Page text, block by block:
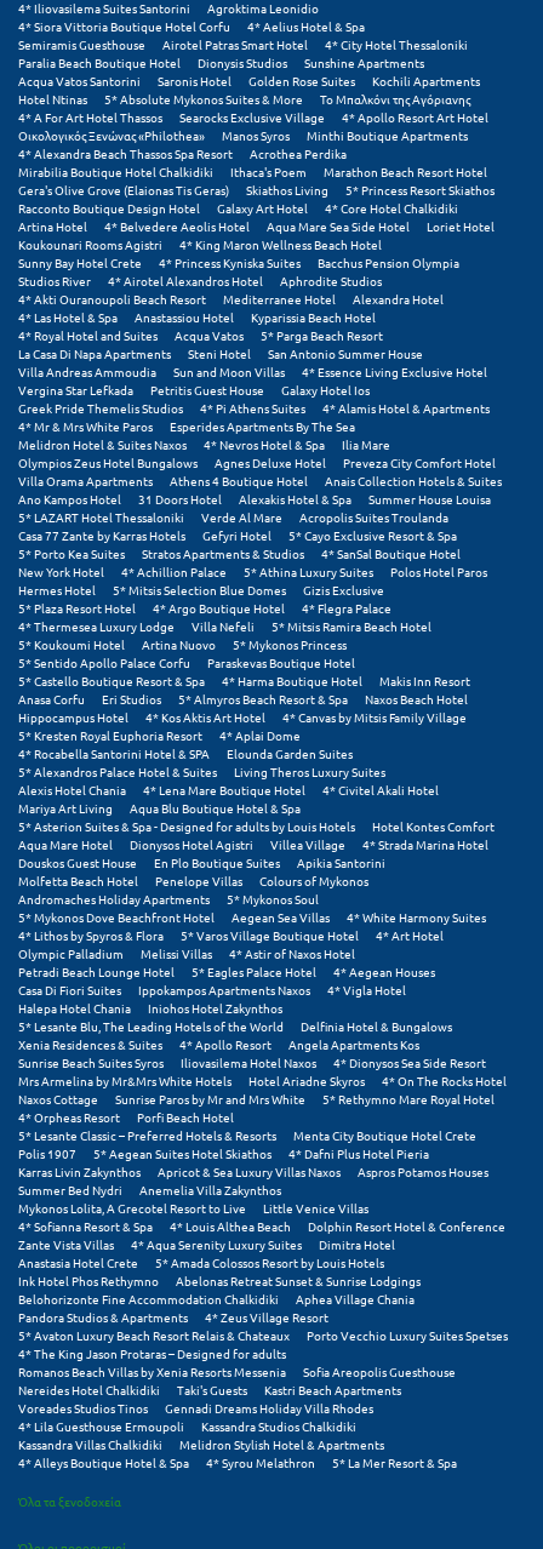
Μεσσηνία
Μετέωρα
Μέτσοβο
Μήλος
Μονεμβασιά
Μουζάκι
Μπαλί Κρήτης
Μπάνσκο
Μπούκα Μεσσηνίας
Μύκονος
Μυστράς
Μυτιλήνη
Ν
Νάξος
Νάουσα
Ναυπακτία
Ναύπλιο
Νέα Μάκρη
Νέα Στύρα Εύβοιας
Νέοι Πόροι Πιερίας
Ξ
Ξυλόκαστρο
Ο
Ορεινή Αρκαδία
Ορεινή Ναυπακτία
Π
Πάλαιρος
Παξοί
Παραλία Κατερίνης
Παραλία Λιτοχώρου
Παράλιο Άστρος
4* Iliovasilema Suites Santorini
Agroktima Leonidio
4* Siora Vittoria Boutique Hotel Corfu
4* Aelius Hotel & Spa
Semiramis Guesthouse
Airotel Patras Smart Hotel
4* City Hotel Thessaloniki
Paralia Beach Boutique Hotel
Dionysis Studios
Sunshine Apartments
Acqua Vatos Santorini
Saronis Hotel Golden Rose Suites
Kochili Apartments
Hotel Ntinas
5* Absolute Mykonos Suites & More
Το Μπαλκόνι της Αγόριανης
4* A For Art Hotel Thassos
Searocks Exclusive Village
4* Apollo Resort Art Hotel
Οικολογικός Ξενώνας «Philothea»
Manos Syros
Minthi Boutique Apartments
4* Alexandra Beach Thassos Spa Resort
Acrothea Perdika
Mirabilia Boutique Hotel Chalkidiki
Ithaca's Poem
Marathon Beach Resort Hotel
Gera's Olive Grove (Elaionas Tis Geras)
Skiathos Living
5* Princess Resort Skiathos
Racconto Boutique Design Hotel
Galaxy Art Hotel
4* Core Hotel Chalkidiki
Artina Hotel
4* Belvedere Aeolis Hotel Aqua Mare Sea Side Hotel
Loriet Hotel
Koukounari Rooms Agistri
4* King Maron Wellness Beach Hotel
Sunny Bay Hotel Crete
4* Princess Kyniska Suites
Bacchus Pension Olympia
Studios River
4* Airotel Alexandros Hotel
Aphrodite Studios
4* Akti Ouranoupoli Beach Resort
Mediterranee Hotel
Alexandra Hotel
4* Las Hotel & Spa
Anastassiou Hotel
Kyparissia Beach Hotel
4* Royal Hotel and Suites
Acqua Vatos
5* Parga Beach Resort
La Casa Di Napa Apartments
Steni Hotel
San Antonio Summer House
Villa Andreas Ammoudia
Sun and Moon Villas
4* Essence Living Exclusive Hotel
Vergina Star Lefkada
Petritis Guest House
Galaxy Hotel Ios
Greek Pride Themelis Studios
4* Pi Athens Suites
4* Alamis Hotel & Apartments
4* Mr & Mrs White Paros
Esperides Apartments By The Sea
Melidron Hotel & Suites Naxos
4* Nevros Hotel & Spa
Ilia Mare
Olympios Zeus Hotel Bungalows
Agnes Deluxe Hotel
Preveza City Comfort Hotel
Villa Orama Apartments
Athens 4 Boutique Hotel
Anais Collection Hotels & Suites
Ano Kampos Hotel
31 Doors Hotel Alexakis Hotel & Spa
Summer House Louisa
5* LAZART Hotel Thessaloniki
Verde Al Mare
Acropolis Suites Troulanda
Casa 77 Zante by Karras Hotels
Gefyri Hotel
5* Cayo Exclusive Resort & Spa
5* Porto Kea Suites
Stratos Apartments & Studios
4* SanSal Boutique Hotel
New York Hotel
4* Achillion Palace 5* Athina Luxury Suites
Polos Hotel Paros
Hermes Hotel
5* Mitsis Selection Blue Domes
Gizis Exclusive
5* Plaza Resort Hotel
4* Argo Boutique Hotel
4* Flegra Palace
4* Thermesea Luxury Lodge
Villa Nefeli
5* Mitsis Ramira Beach Hotel
5* Koukoumi Hotel
Artina Nuovo
5* Mykonos Princess
5* Sentido Apollo Palace Corfu
Paraskevas Boutique Hotel
5* Castello Boutique Resort & Spa
4* Harma Boutique Hotel
Makis Inn Resort
Anasa Corfu
Eri Studios 5* Almyros Beach Resort & Spa
Naxos Beach Hotel
Hippocampus Hotel
4* Kos Aktis Art Hotel
4* Canvas by Mitsis Family Village
5* Kresten Royal Euphoria Resort
4* Aplai Dome
4* Rocabella Santorini Hotel & SPA
Elounda Garden Suites
5* Alexandros Palace Hotel & Suites
Living Theros Luxury Suites
Alexis Hotel Chania
4* Lena Mare Boutique Hotel
4* Civitel Akali Hotel
Mariya Art Living
Aqua Blu Boutique Hotel & Spa
5* Asterion Suites & Spa - Designed for adults by Louis Hotels
Hotel Kontes Comfort
Aqua Mare Hotel
Dionysos Hotel Agistri Villea Village
4* Strada Marina Hotel
Douskos Guest House
En Plo Boutique Suites
Apikia Santorini
Molfetta Beach Hotel
Penelope Villas
Colours of Mykonos
Andromaches Holiday Apartments
5* Mykonos Soul
5* Mykonos Dove Beachfront Hotel
Aegean Sea Villas
4* White Harmony Suites
4* Lithos by Spyros & Flora
5* Varos Village Boutique Hotel
4* Art Hotel
Olympic Palladium
Melissi Villas
4* Astir of Naxos Hotel
Petradi Beach Lounge Hotel
5* Eagles Palace Hotel
4* Aegean Houses
Casa Di Fiori Suites
Ippokampos Apartments Naxos
4* Vigla Hotel
Halepa Hotel Chania
Iniohos Hotel Zakynthos
5* Lesante Blu, The Leading Hotels of the World
Delfinia Hotel & Bungalows
Xenia Residences & Suites
4* Apollo Resort
Angela Apartments Kos
Sunrise Beach Suites Syros
Iliovasilema Hotel Naxos
4* Dionysos Sea Side Resort
Mrs Armelina by Mr&Mrs White Hotels
Hotel Ariadne Skyros
4* On The Rocks Hotel
Naxos Cottage
Sunrise Paros by Mr and Mrs White
5* Rethymno Mare Royal Hotel
4* Orpheas Resort
Porfi Beach Hotel
5* Lesante Classic – Preferred Hotels & Resorts
Menta City Boutique Hotel Crete
Polis 1907
5* Aegean Suites Hotel Skiathos
4* Dafni Plus Hotel Pieria
Karras Livin Zakynthos
Apricot & Sea Luxury Villas Naxos
Aspros Potamos Houses
Summer Bed Nydri
Anemelia Villa Zakynthos
Mykonos Lolita, A Grecotel Resort to Live
Little Venice Villas
4* Sofianna Resort & Spa
4* Louis Althea Beach
Dolphin Resort Hotel & Conference
Zante Vista Villas
4* Aqua Serenity Luxury Suites
Dimitra Hotel
Anastasia Hotel Crete
5* Amada Colossos Resort by Louis Hotels
Ink Hotel Phos Rethymno
Abelonas Retreat Sunset & Sunrise Lodgings
Belohorizonte Fine Accommodation Chalkidiki
Aphea Village Chania
Pandora Studios & Apartments
4* Zeus Village Resort
5* Avaton Luxury Beach Resort Relais & Chateaux
Porto Vecchio Luxury Suites Spetses
4* The King Jason Protaras – Designed for adults
Romanos Beach Villas by Xenia Resorts Messenia
Sofia Areopolis Guesthouse
Nereides Hotel Chalkidiki
Taki's Guests
Kastri Beach Apartments
Voreades Studios Tinos
Gennadi Dreams Holiday Villa Rhodes
4* Lila Guesthouse Ermoupoli
Kassandra Studios Chalkidiki
Kassandra Villas Chalkidiki
Melidron Stylish Hotel & Apartments
4* Alleys Boutique Hotel & Spa
4* Syrou Melathron 5* La Mer Resort & Spa
Όλα τα ξενοδοχεία